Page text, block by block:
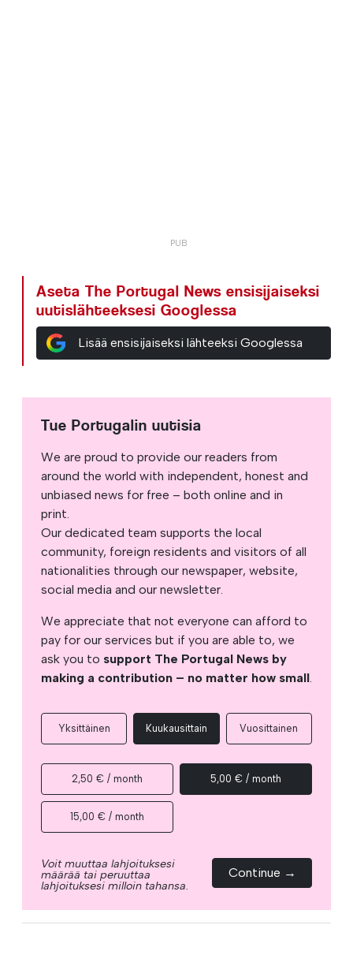
Aseta The Portugal News ensisijaiseksi
uutislähteeksesi Googlessa
Lisää ensisijaiseksi lähteeksi Googlessa
Tue Portugalin uutisia
We are proud to provide our readers from
around the world with independent, honest and
unbiased news for free – both online and in
print.
Our dedicated team supports the local
community, foreign residents and visitors of all
nationalities through our newspaper, website,
social media and our newsletter.
We appreciate that not everyone can afford to
pay for our services but if you are able to, we
ask you to support The Portugal News by
making a contribution – no matter how small.
Yksittäinen Kuukausittain Vuosittainen
2,50 € / month 5,00 € / month
15,00 € / month
Voit muuttaa lahjoituksesi
määrää tai peruuttaa
lahjoituksesi milloin tahansa.
Continue →